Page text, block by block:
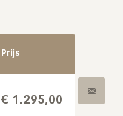
Prijs
€ 1.295,00